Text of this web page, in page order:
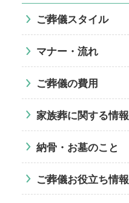
ご葬儀スタイル
マナー・流れ
ご葬儀の費用
家族葬に関する情報
納骨・お墓のこと
ご葬儀お役立ち情報